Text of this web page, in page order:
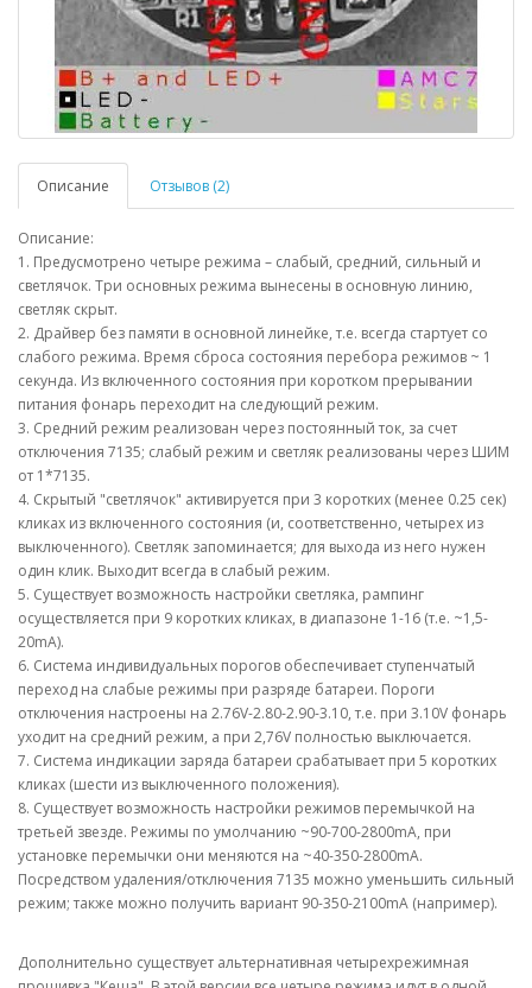
Описание Отзывов (2)
Описание:
1. Предусмотрено четыре режима – слабый, средний, сильный и
светлячок. Три основных режима вынесены в основную линию,
светляк скрыт.
2. Драйвер без памяти в основной линейке, т.е. всегда стартует со
слабого режима. Время сброса состояния перебора режимов ~ 1
секунда. Из включенного состояния при коротком прерывании
питания фонарь переходит на следующий режим.
3. Средний режим реализован через постоянный ток, за счет
отключения 7135; слабый режим и светляк реализованы через ШИМ
от 1*7135.
4. Скрытый "светлячок" активируется при 3 коротких (менее 0.25 сек)
кликах из включенного состояния (и, соответственно, четырех из
выключенного). Светляк запоминается; для выхода из него нужен
один клик. Выходит всегда в слабый режим.
5. Существует возможность настройки светляка, рампинг
осуществляется при 9 коротких кликах, в диапазоне 1-16 (т.е. ~1,5-
20mA).
6. Система индивидуальных порогов обеспечивает ступенчатый
переход на слабые режимы при разряде батареи. Пороги
отключения настроены на 2.76V-2.80-2.90-3.10, т.е. при 3.10V фонарь
уходит на средний режим, а при 2,76V полностью выключается.
7. Система индикации заряда батареи срабатывает при 5 коротких
кликах (шести из выключенного положения).
8. Существует возможность настройки режимов перемычкой на
третьей звезде. Режимы по умолчанию ~90-700-2800mA, при
установке перемычки они меняются на ~40-350-2800mA.
Посредством удаления/отключения 7135 можно уменьшить сильный
режим; также можно получить вариант 90-350-2100mA (например).
Дополнительно существует альтернативная четырехрежимная